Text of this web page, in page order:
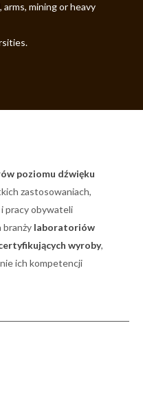
mining or heavy
poziomu dźwięku
zastosowaniach,
i pracy obywateli
branży laboratoriów
wyroby,
ich kompetencji